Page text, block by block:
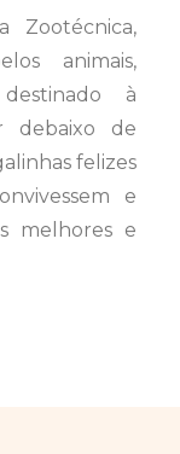
Zootécnica,
animais,
à
debaixo de
felizes
e
melhores e